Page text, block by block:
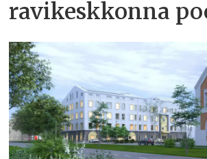
ravikeskkonna